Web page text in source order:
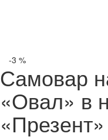
-3 %
Самовар
«Овал» в
«Презент»